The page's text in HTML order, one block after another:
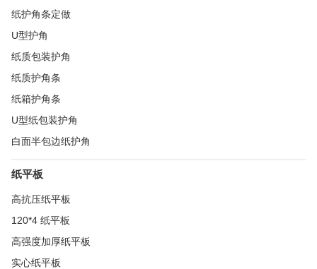
纸护角条定做
U型护角
纸质包装护角
纸质护角条
纸箱护角条
U型纸包装护角
白面半包边纸护角
纸平板
高抗压纸平板
120*4 纸平板
高强度加厚纸平板
实心纸平板